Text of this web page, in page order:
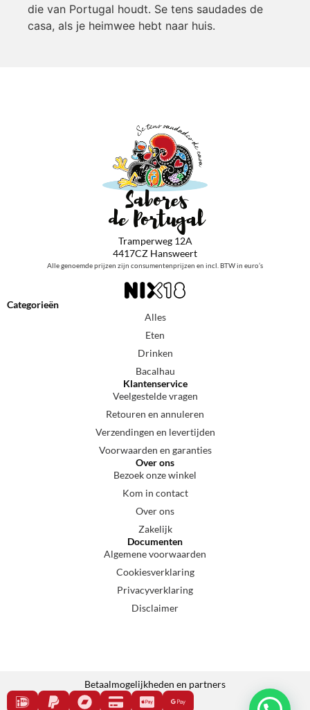
die van Portugal houdt. Se tens saudades de
casa, als je heimwee hebt naar huis.
Tramperweg 12A
4417CZ Hansweert
Alle genoemde prijzen zijn consumentenprijzen en incl. BTW in euro’s
Categorieën
Alles
Eten
Drinken
Bacalhau
Klantenservice
Veelgestelde vragen
Retouren en annuleren
Verzendingen en levertijden
Voorwaarden en garanties
Over ons
Bezoek onze winkel
Kom in contact
Over ons
Zakelijk
Documenten
Algemene voorwaarden
Cookiesverklaring
Privacyverklaring
Disclaimer
Betaalmogelijkheden en partners